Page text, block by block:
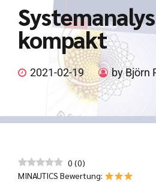
kompakt
2021-02-19 by Björn
0 (0)
MINAUTICS Bewertung: